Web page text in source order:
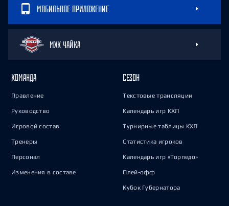
МОБИЛЬНОЕ ПРИЛОЖЕНИЕ
МХК ЧАЙКА
КОМАНДА
Правление
Руководство
Игровой состав
Тренеры
Персонал
Изменения в составе
СЕЗОН
Текстовые трансляции
Календарь игр КХЛ
Турнирные таблицы КХЛ
Статистика игроков
Календарь игр «Торпедо»
Плей-офф
Кубок Губернатора